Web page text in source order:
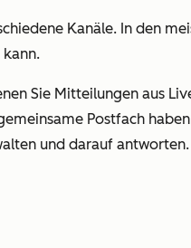
Kanäle. In den
kann.
Sie Mitteilungen aus
Postfach
und darauf antworten.